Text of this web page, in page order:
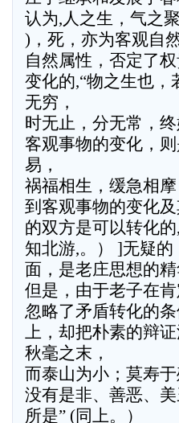
认为,人之生，气之
)，死，亦为客观自
自然属性，否定了
变化的,“物之生也，
无穷，
时无止，分无常，终
客观事物的变化，
易，
祸福相生，缓急相
到客观事物的变化
的双方是可以转化
知北游,。） ]无疑
面，是老庄思想的精
但是，由于老子在
忽略了矛盾转化的
上，却把朴素的辩
秋毫之末，
而泰山为小；莫寿
没有是非、善恶、
所是” (同上。）